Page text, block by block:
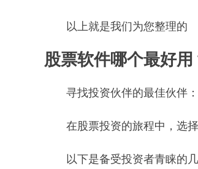
以上就是我们为您整理的
股票软件哪个最好
寻找投资伙伴的最佳伙伴
在股票投资的旅程中，选
以下是备受投资者青睐的